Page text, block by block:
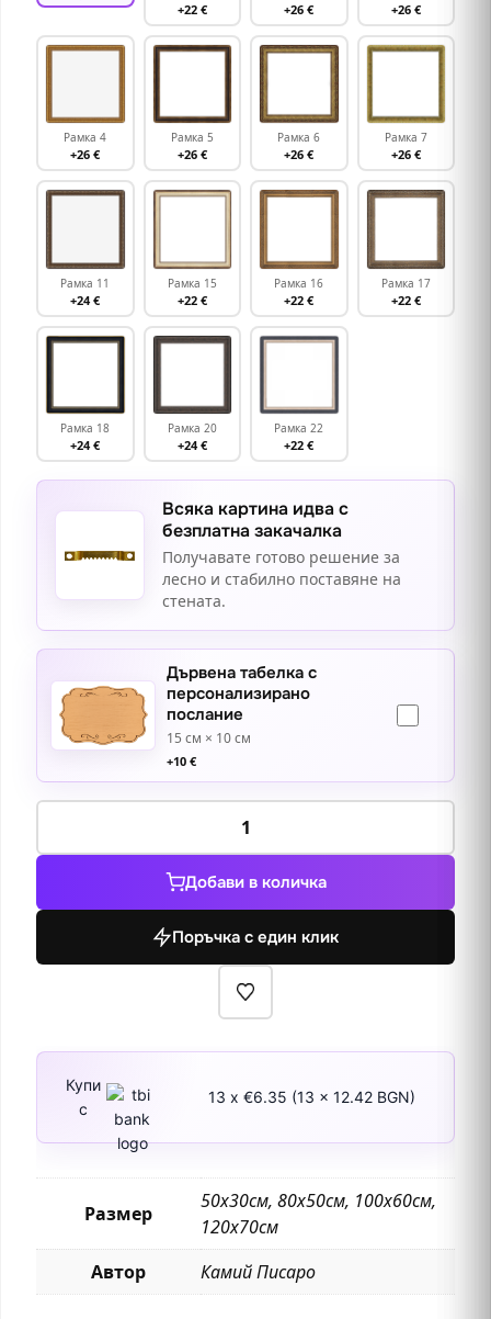
+22 € +26 € +26 €
Рамка 4
+26 €
Рамка 5
+26 €
Рамка 6
+26 €
Рамка 7
+26 €
Рамка 11
+24 €
Рамка 15
+22 €
Рамка 16
+22 €
Рамка 17
+22 €
Рамка 18
+24 €
Рамка 20
+24 €
Рамка 22
+22 €
Всяка картина идва с
безплатна закачалка
Получавате готово решение за
лесно и стабилно поставяне на
стената.
Дървена табелка с
персонализирано
послание
15 см × 10 см
+10 €
количество
Марна
Шеневие
Добави в количка
Поръчка с един клик
Купи
с
13 x €6.35 (13 x 12.42 BGN)
Размер
50х30см, 80х50см, 100х60см,
120х70см
Автор
Камий Писаро